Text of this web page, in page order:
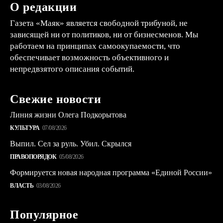
О редакции
Газета «Маяк» является свободной трибуной, не
зависящей ни от политиков, ни от бизнесменов. Мы
работаем на принципах самоокупаемости, что
обеспечивает возможность объективного и
непредвзятого описания событий.
Свежие новости
Линия жизни Олега Подкорытова
КУЛЬТУРА 07/08/2026
Выпил. Сел за руль. Убил. Скрылся
ПРАВОПОРЯДОК 05/08/2026
Формируется новая народная программа «Единой России»
ВЛАСТЬ 03/08/2026
Популярное